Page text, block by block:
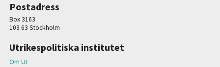
Postadress
Box 3163
103 63 Stockholm
Utrikespolitiska institutet
Om UI